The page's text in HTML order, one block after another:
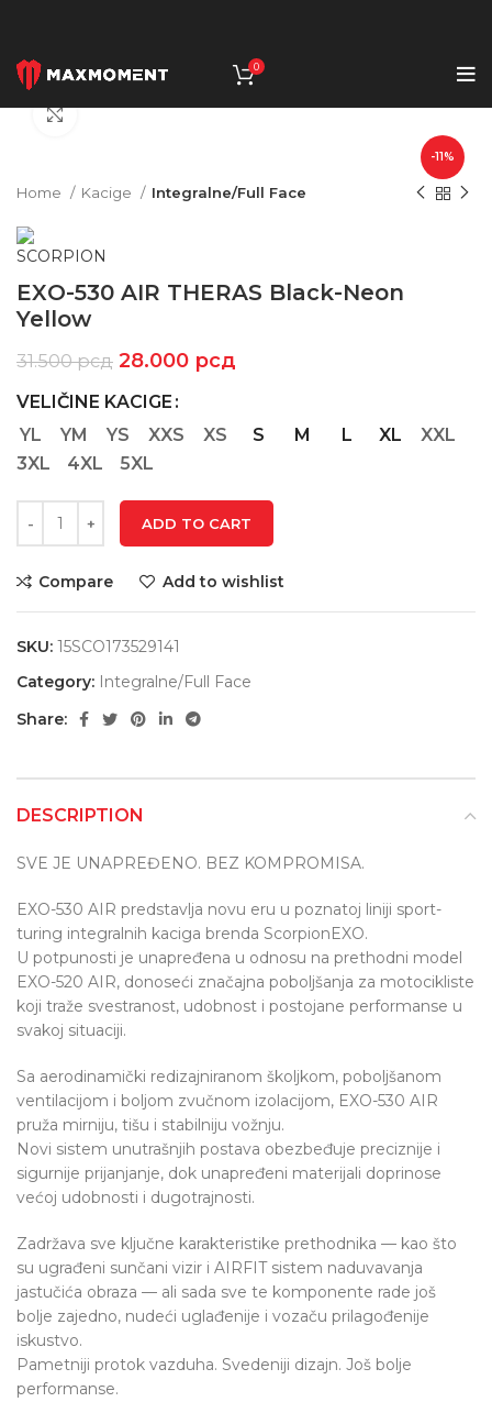
0
-11%
Home Kacige Integralne/Full Face
EXO-530 AIR THERAS Black-Neon
Yellow
31.500рсд 28.000 рсд
VELIČINE KACIGE
YL
YM YS XXS XS S M L XL
XXL
3XL
4XL 5XL
ADD TO CART
Compare Add to wishlist
SKU: 15SCO173529141
Category: Integralne/Full Face
Share:
DESCRIPTION
SVE JE UNAPREĐENO. BEZ KOMPROMISA.
EXO-530 AIR predstavlja novu eru u poznatoj liniji sport-
turing integralnih kaciga brenda ScorpionEXO.
U potpunosti je unapređena u odnosu na prethodni model
EXO-520 AIR, donoseći značajna poboljšanja za motocikliste
koji traže svestranost, udobnost i postojane performanse u
svakoj situaciji.
Sa aerodinamički redizajniranom školjkom, poboljšanom
ventilacijom i boljom zvučnom izolacijom, EXO-530 AIR
pruža mirniju, tišu i stabilniju vožnju.
Novi sistem unutrašnjih postava obezbeđuje preciznije i
sigurnije prijanjanje, dok unapređeni materijali doprinose
većoj udobnosti i dugotrajnosti.
Zadržava sve ključne karakteristike prethodnika — kao što
su ugrađeni sunčani vizir i AIRFIT sistem naduvavanja
jastučića obraza — ali sada sve te komponente rade još
bolje zajedno, nudeći uglađenije i vozaču prilagođenije
iskustvo.
Pametniji protok vazduha. Svedeniji dizajn. Još bolje
performanse.